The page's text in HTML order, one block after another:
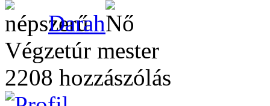
Darah
Végzetúr mester
2208 hozzászólás